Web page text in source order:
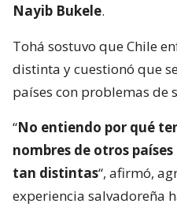
Nayib Bukele.
Tohá sostuvo que Chile
distinta y cuestionó que
países con problemas de
“No entiendo por qué
nombres de otros
tan distintas“, afirmó,
experiencia salvadoreña